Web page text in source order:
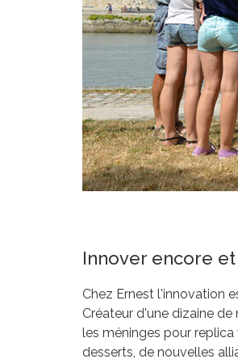
Innover encore
Chez Ernest l'innovation
Créateur d'une dizaine
les méninges pour replica
desserts, de nouvelles